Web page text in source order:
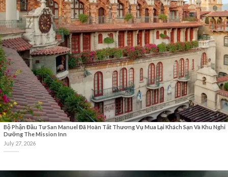
Bộ Phận Đầu Tư San Manuel Đã Hoàn Tất Thương Vụ Mua Lại Khách Sạn Và Khu Nghỉ
Dưỡng The Mission Inn
July 27, 2026